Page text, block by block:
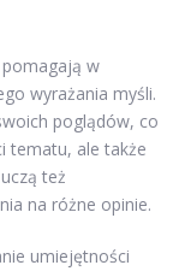
w
wyrażania myśli.
poglądów, co
tematu, ale także
też
na różne opinie.
umiejętności